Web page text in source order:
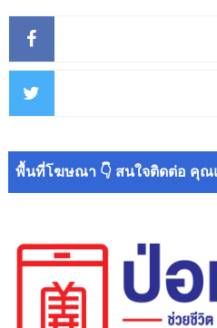
พื้นที่โฆษณา 👇 สนใจติดต่อ คุณ